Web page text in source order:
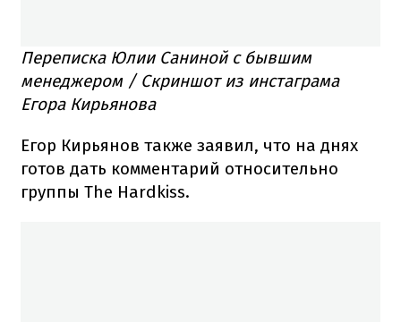
Переписка Юлии Саниной с бывшим
менеджером / Скриншот из инстаграма
Егора Кирьянова
Егор Кирьянов также заявил, что на днях
готов дать комментарий относительно
группы The Hardkiss.